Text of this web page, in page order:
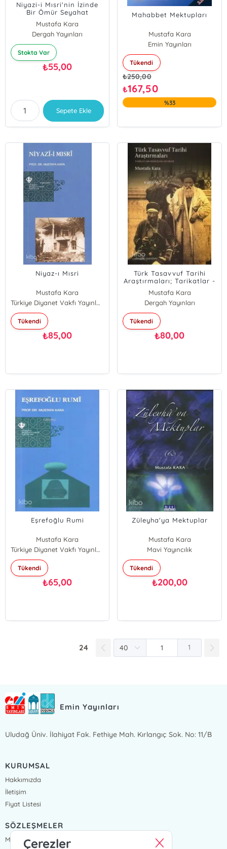
Niyazi-i Mısri'nin İzinde
Bir Ömür Seyahat
Mustafa Kara
Yusuf Kabakçı
Dergah Yayınları
Stokta Var
₺55,00
Sepete Ekle
Mahabbet Mektupları
Mustafa Kara
Emin Yayınları
Tükendi
₺250,00
₺167,50
%33
Niyaz-ı Mısri
Mustafa Kara
Türkiye Diyanet Vakfı Yayınları
Tükendi
₺85,00
Türk Tasavvuf Tarihi
Araştırmaları; Tarikatlar -
Tekkeler - Şeyhler
Mustafa Kara
Dergah Yayınları
Tükendi
₺80,00
Eşrefoğlu Rumi
Mustafa Kara
Türkiye Diyanet Vakfı Yayınları
Tükendi
₺65,00
Züleyha'ya Mektuplar
Mustafa Kara
Mavi Yayıncılık
Tükendi
₺200,00
24 1
Emin Yayınları
Uludağ Üniv. İlahiyat Fak. Fethiye Mah. Kırlangıç Sok. No: 11/B
KURUMSAL
Hakkımızda
İletişim
Fiyat Listesi
SÖZLEŞMELER
Mesafeli Satış Sözleşmesi
Çerezler